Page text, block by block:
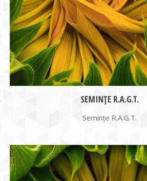
SEMINȚE R.A.G.T.
Semințe R.A.G.T.